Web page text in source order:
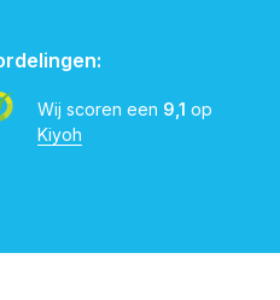
Wij scoren een 9,1 op
Kiyoh